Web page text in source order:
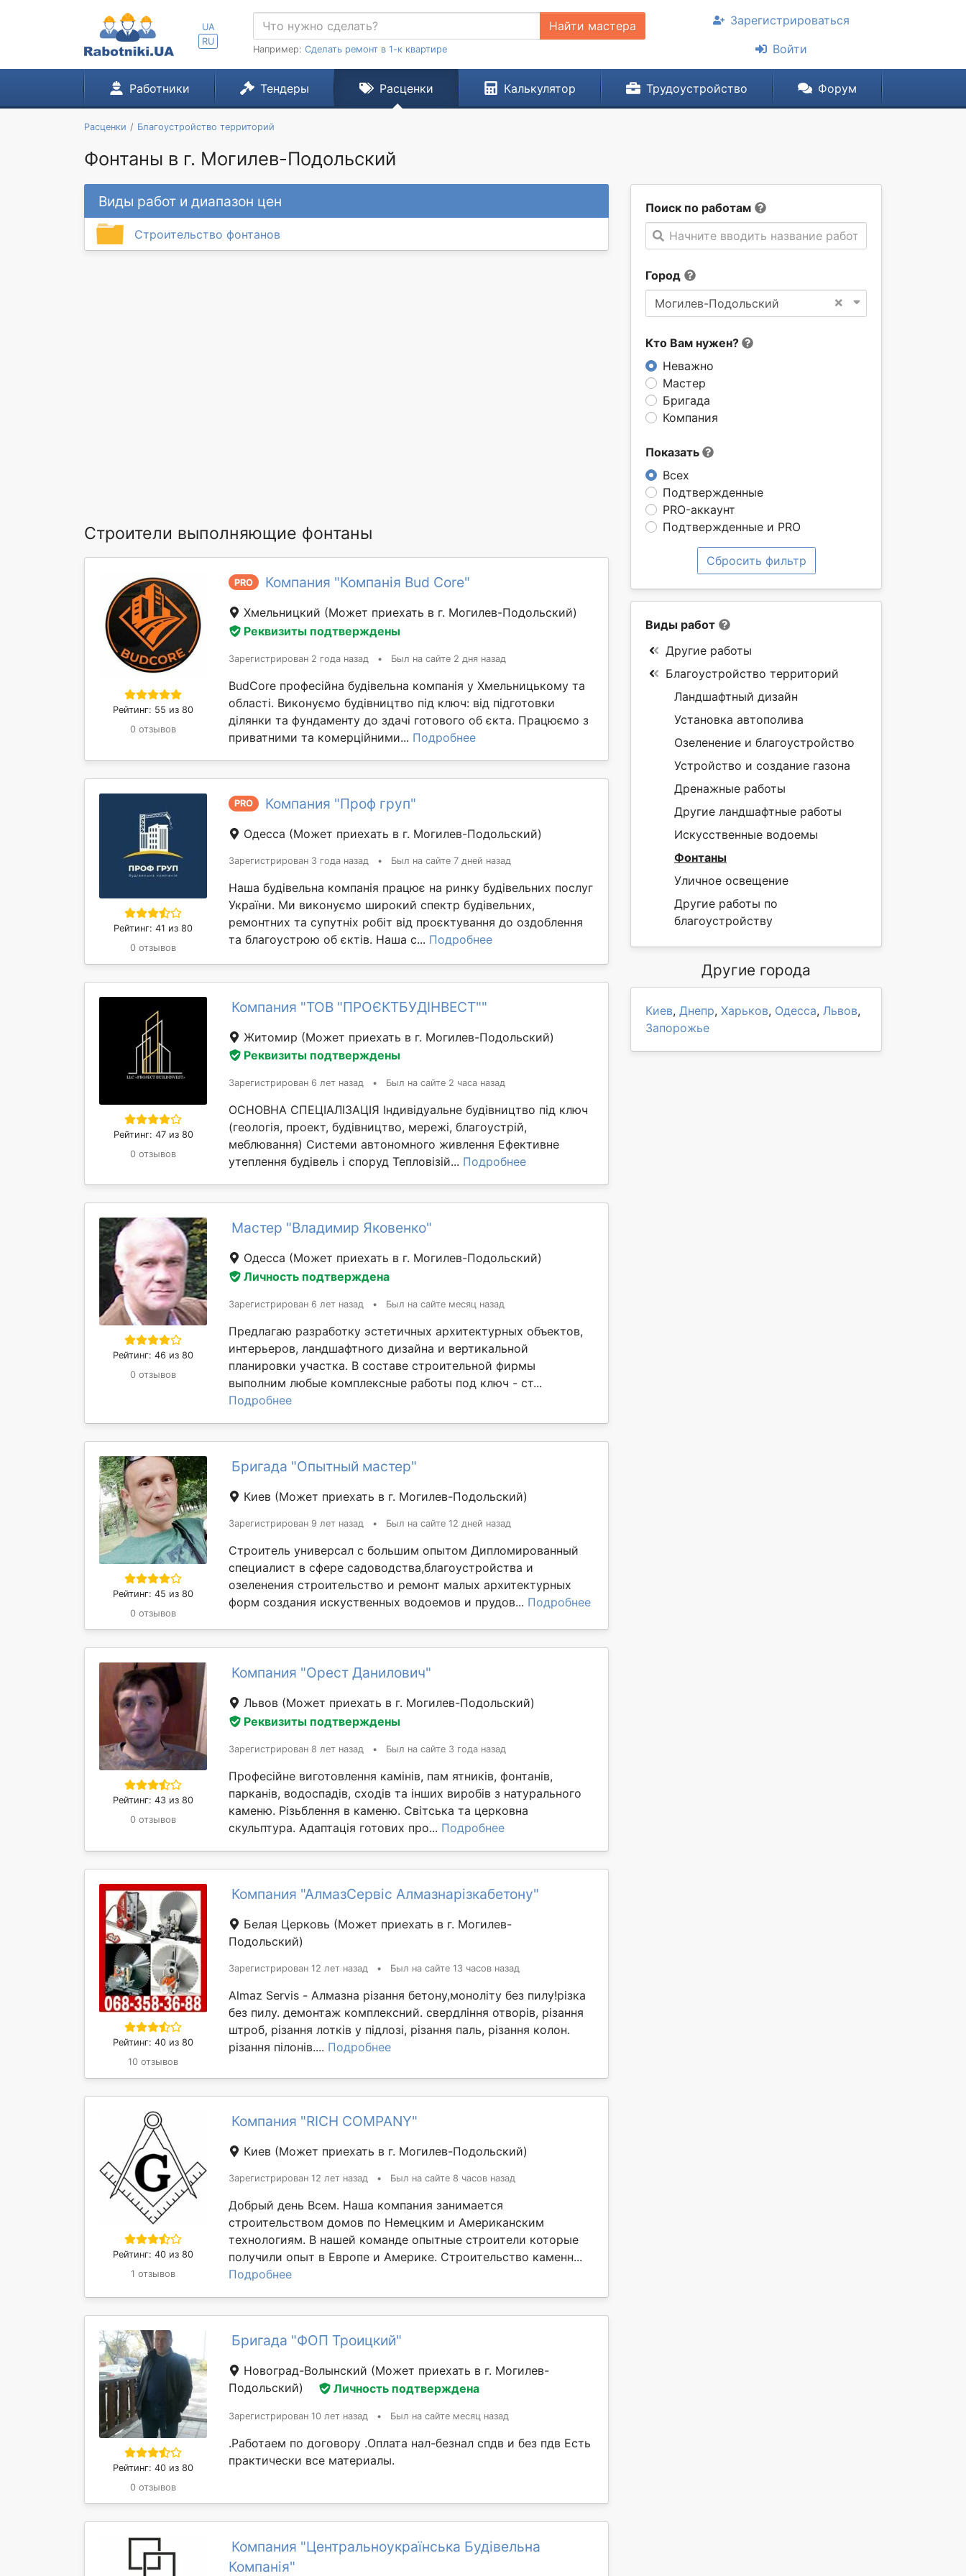
UA
RU
Найти мастера
Например: Сделать ремонт в 1-к квартире
Зарегистрироваться
Войти
Работники Тендеры Расценки Калькулятор Трудоустройство Форум
Расценки Благоустройство территорий
Фонтаны в г. Могилев-Подольский
Поиск по работам
Начните вводить название работы
Город
×
Могилев-Подольский
Кто Вам нужен?
Неважно
Мастер
Бригада
Компания
Показать
Всех
Подтвержденные
PRO-аккаунт
Подтвержденные и PRO
Сбросить фильтр
Виды работ и диапазон цен
Строительство фонтанов
Строители выполняющие фонтаны
Рейтинг: 55 из 80
0 отзывов
PRO Компания "Компанія Bud Core"
Хмельницкий (Может приехать в г. Могилев-Подольский)
Реквизиты подтверждены
Зарегистрирован 2 года назад • Был на сайте 2 дня назад
BudCore професійна будівельна компанія у Хмельницькому та
області. Виконуємо будівництво під ключ: від підготовки
ділянки та фундаменту до здачі готового об єкта. Працюємо з
приватними та комерційними... Подробнее
Рейтинг: 41 из 80
0 отзывов
PRO Компания "Проф груп"
Одесса (Может приехать в г. Могилев-Подольский)
Зарегистрирован 3 года назад • Был на сайте 7 дней назад
Наша будівельна компанія працює на ринку будівельних послуг
України. Ми виконуємо широкий спектр будівельних,
ремонтних та супутніх робіт від проєктування до оздоблення
та благоустрою об єктів. Наша с... Подробнее
Рейтинг: 47 из 80
0 отзывов
Компания "ТОВ "ПРОЄКТБУДІНВЕСТ""
Житомир (Может приехать в г. Могилев-Подольский)
Реквизиты подтверждены
Зарегистрирован 6 лет назад • Был на сайте 2 часа назад
ОСНОВНА СПЕЦІАЛІЗАЦІЯ Індивідуальне будівництво під ключ
(геологія, проект, будівництво, мережі, благоустрій,
меблювання) Системи автономного живлення Ефективне
утеплення будівель і споруд Тепловізій... Подробнее
Рейтинг: 46 из 80
0 отзывов
Мастер "Владимир Яковенко"
Одесса (Может приехать в г. Могилев-Подольский)
Личность подтверждена
Зарегистрирован 6 лет назад • Был на сайте месяц назад
Предлагаю разработку эстетичных архитектурных объектов,
интерьеров, ландшафтного дизайна и вертикальной
планировки участка. В составе строительной фирмы
выполним любые комплексные работы под ключ - ст...
Подробнее
Рейтинг: 45 из 80
0 отзывов
Бригада "Опытный мастер"
Киев (Может приехать в г. Могилев-Подольский)
Зарегистрирован 9 лет назад • Был на сайте 12 дней назад
Строитель универсал с большим опытом Дипломированный
специалист в сфере садоводства,благоустройства и
озеленения строительство и ремонт малых архитектурных
форм создания искуственных водоемов и прудов... Подробнее
Рейтинг: 43 из 80
0 отзывов
Компания "Орест Данилович"
Львов (Может приехать в г. Могилев-Подольский)
Реквизиты подтверждены
Зарегистрирован 8 лет назад • Был на сайте 3 года назад
Професійне виготовлення камінів, пам ятників, фонтанів,
парканів, водоспадів, сходів та інших виробів з натурального
каменю. Різьблення в каменю. Світська та церковна
скульптура. Адаптація готових про... Подробнее
Рейтинг: 40 из 80
10 отзывов
Компания "АлмазСервіс Алмазнарізкабетону"
Белая Церковь (Может приехать в г. Могилев-
Подольский)
Зарегистрирован 12 лет назад • Был на сайте 13 часов назад
Almaz Servis - Алмазна різання бетону,моноліту без пилу!різка
без пилу. демонтаж комплексний. свердління отворів, різання
штроб, різання лотків у підлозі, різання паль, різання колон.
різання пілонів.... Подробнее
Рейтинг: 40 из 80
1 отзывов
Компания "RICH COMPANY"
Киев (Может приехать в г. Могилев-Подольский)
Зарегистрирован 12 лет назад • Был на сайте 8 часов назад
Добрый день Всем. Наша компания занимается
строительством домов по Немецким и Американским
технологиям. В нашей команде опытные строители которые
получили опыт в Европе и Америке. Строительство каменн...
Подробнее
Рейтинг: 40 из 80
0 отзывов
Бригада "ФОП Троицкий"
Новоград-Волынский (Может приехать в г. Могилев-
Подольский)
Личность подтверждена
Зарегистрирован 10 лет назад • Был на сайте месяц назад
.Работаем по договору .Оплата нал-безнал спдв и без пдв Есть
практически все материалы.
Компания "Центральноукраїнська Будівельна
Компанія"
Виды работ
Другие работы
Благоустройство территорий
Ландшафтный дизайн
Установка автополива
Озеленение и благоустройство
Устройство и создание газона
Дренажные работы
Другие ландшафтные работы
Искусственные водоемы
Фонтаны
Уличное освещение
Другие работы по
благоустройству
Другие города
Киев, Днепр, Харьков, Одесса, Львов,
Запорожье